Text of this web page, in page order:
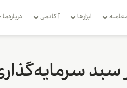
ابزارها آکادمی درباره‌ما
سرمایه‌گذاری